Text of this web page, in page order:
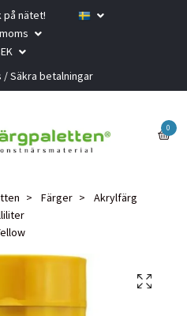
på nätet!
/ Säkra betalningar
0
Färger
Akrylfärg